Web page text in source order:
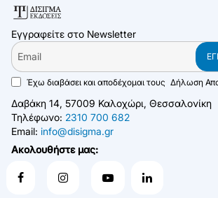
Εγγραφείτε στο Newsletter
Email
Έχω διαβάσει και αποδέχομαι τους Δήλωση
Δαβάκη 14, 57009 Καλοχώρι, Θεσσαλονίκη
Τηλέφωνο: 2310 700 682
Email: info@disigma.gr
Ακολουθήστε μας: